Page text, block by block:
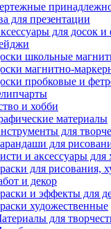
для презентации
для досок и
школьные
магнитно-
пробковые и
и хобби
материалы
для
для
и аксессуары для
для рисования,
и декор
и эффекты для
художественные
для